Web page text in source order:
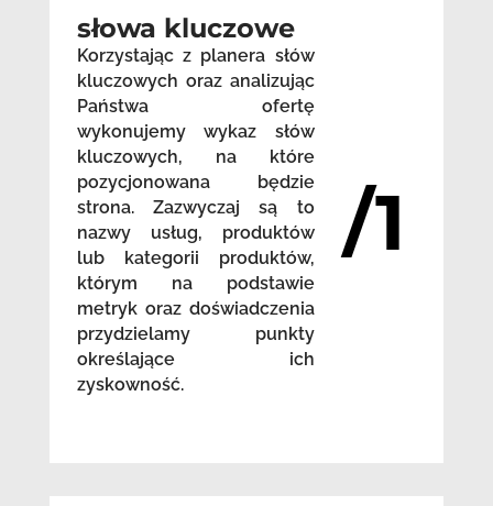
słowa kluczowe
Korzystając z planera słów
kluczowych oraz analizując
Państwa ofertę
wykonujemy wykaz słów
kluczowych, na które
pozycjonowana będzie
strona. Zazwyczaj są to
nazwy usług, produktów
lub kategorii produktów,
którym na podstawie
metryk oraz doświadczenia
przydzielamy punkty
określające ich
zyskowność.
/1